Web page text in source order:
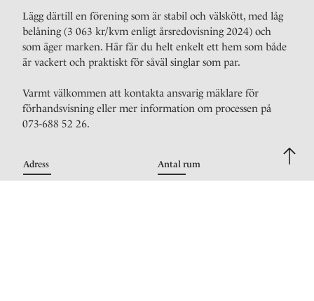
Lägg därtill en förening som är stabil och välskött, med låg
belåning (3 063 kr/kvm enligt årsredovisning 2024) och
som äger marken. Här får du helt enkelt ett hem som både
är vackert och praktiskt för såväl singlar som par.
Varmt välkommen att kontakta ansvarig mäklare för
förhandsvisning eller mer information om processen på
073-688 52 26.
Adress Antal rum